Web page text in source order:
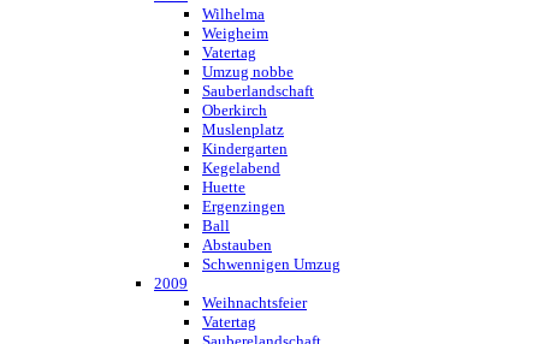
Wilhelma
Weigheim
Vatertag
Umzug nobbe
Sauberlandschaft
Oberkirch
Muslenplatz
Kindergarten
Kegelabend
Huette
Ergenzingen
Ball
Abstauben
Schwennigen Umzug
2009
Weihnachtsfeier
Vatertag